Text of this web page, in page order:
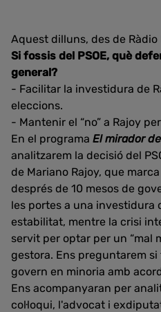
Aquest dilluns, des de
Si fossis del PSOE, què
general?
- Facilitar la investidura de
eleccions.
- Mantenir el “no” a Rajoy
En el programa El mirador
analitzarem la decisió del
de Mariano Rajoy, que
després de 10 mesos de
les portes a una investidura
estabilitat, mentre la crisi
servit per optar per un “mal
gestora. Ens preguntarem
govern en minoria amb
Ens acompanyaran per
col·loqui, l'advocat i